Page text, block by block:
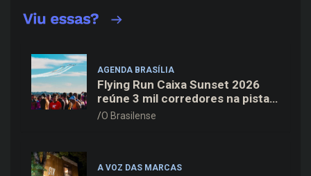
AGENDA BRASÍLIA
Flying Run Caixa Sunset 2026
reúne 3 mil corredores na pista
do Aeroporto de Brasília neste
O Brasilense
A VOZ DAS MARCAS